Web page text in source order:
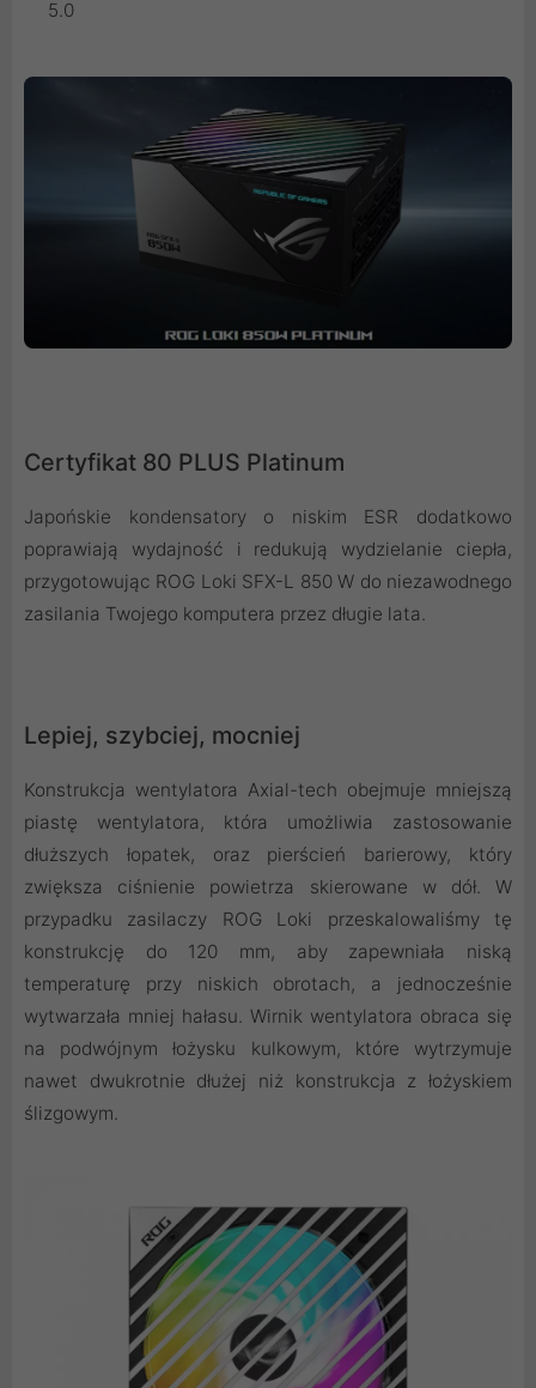
5.0
Certyfikat 80 PLUS Platinum
Japońskie kondensatory o niskim ESR dodatkowo
poprawiają wydajność i redukują wydzielanie ciepła,
przygotowując ROG Loki SFX-L 850 W do niezawodnego
zasilania Twojego komputera przez długie lata.
Lepiej, szybciej, mocniej
Konstrukcja wentylatora Axial-tech obejmuje mniejszą
piastę wentylatora, która umożliwia zastosowanie
dłuższych łopatek, oraz pierścień barierowy, który
zwiększa ciśnienie powietrza skierowane w dół. W
przypadku zasilaczy ROG Loki przeskalowaliśmy tę
konstrukcję do 120 mm, aby zapewniała niską
temperaturę przy niskich obrotach, a jednocześnie
wytwarzała mniej hałasu. Wirnik wentylatora obraca się
na podwójnym łożysku kulkowym, które wytrzymuje
nawet dwukrotnie dłużej niż konstrukcja z łożyskiem
ślizgowym.